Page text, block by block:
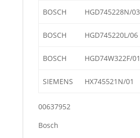
BOSCH HGD745228N/03
BOSCH HGD745220L/06
BOSCH HGD74W322F/01
SIEMENS HX745521N/01
00637952
Bosch